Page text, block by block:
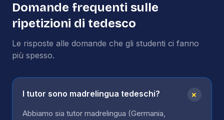
Domande frequenti sulle
ripetizioni di tedesco
Le risposte alle domande che gli studenti ci fanno
più spesso.
I tutor sono madrelingua tedeschi? +
Abbiamo sia tutor madrelingua (Germania,